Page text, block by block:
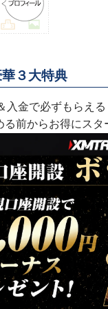
３大特典
入金で必ずもらえる
る前からお得にスタ